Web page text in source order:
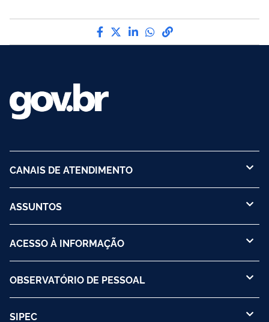
Compartilhe por Facebook
Compartilhe por Twitter
Compartilhe por
Compartilhe por
link para Copiar
CANAIS DE ATENDIMENTO
ASSUNTOS
ACESSO À INFORMAÇÃO
OBSERVATÓRIO DE PESSOAL
SIPEC